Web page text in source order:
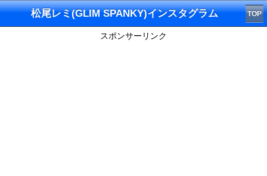
松尾レミ(GLIM SPANKY)インスタグラム TOP
スポンサーリンク